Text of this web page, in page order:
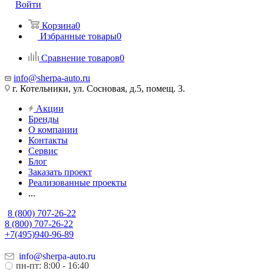
Войти
Корзина0
Избранные товары0
Сравнение товаров0
info@sherpa-auto.ru
г. Котельники, ул. Сосновая, д.5, помещ. 3.
Акции
Бренды
О компании
Контакты
Сервис
Блог
Заказать проект
Реализованные проекты
...
8 (800) 707-26-22
8 (800) 707-26-22
+7(495)940-96-89
info@sherpa-auto.ru
пн-пт: 8:00 - 16:40